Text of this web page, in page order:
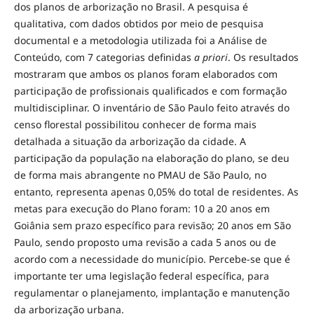
dos planos de arborização no Brasil. A pesquisa é
qualitativa, com dados obtidos por meio de pesquisa
documental e a metodologia utilizada foi a Análise de
Conteúdo, com 7 categorias definidas a priori. Os resultados
mostraram que ambos os planos foram elaborados com
participação de profissionais qualificados e com formação
multidisciplinar. O inventário de São Paulo feito através do
censo florestal possibilitou conhecer de forma mais
detalhada a situação da arborização da cidade. A
participação da população na elaboração do plano, se deu
de forma mais abrangente no PMAU de São Paulo, no
entanto, representa apenas 0,05% do total de residentes. As
metas para execução do Plano foram: 10 a 20 anos em
Goiânia sem prazo específico para revisão; 20 anos em São
Paulo, sendo proposto uma revisão a cada 5 anos ou de
acordo com a necessidade do município. Percebe-se que é
importante ter uma legislação federal específica, para
regulamentar o planejamento, implantação e manutenção
da arborização urbana.